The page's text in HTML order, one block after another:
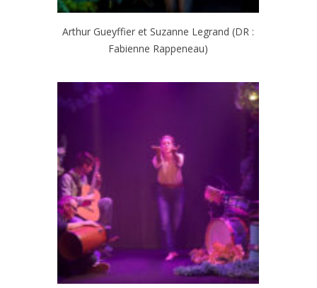
Arthur Gueyffier et Suzanne Legrand (DR :
Fabienne Rappeneau)